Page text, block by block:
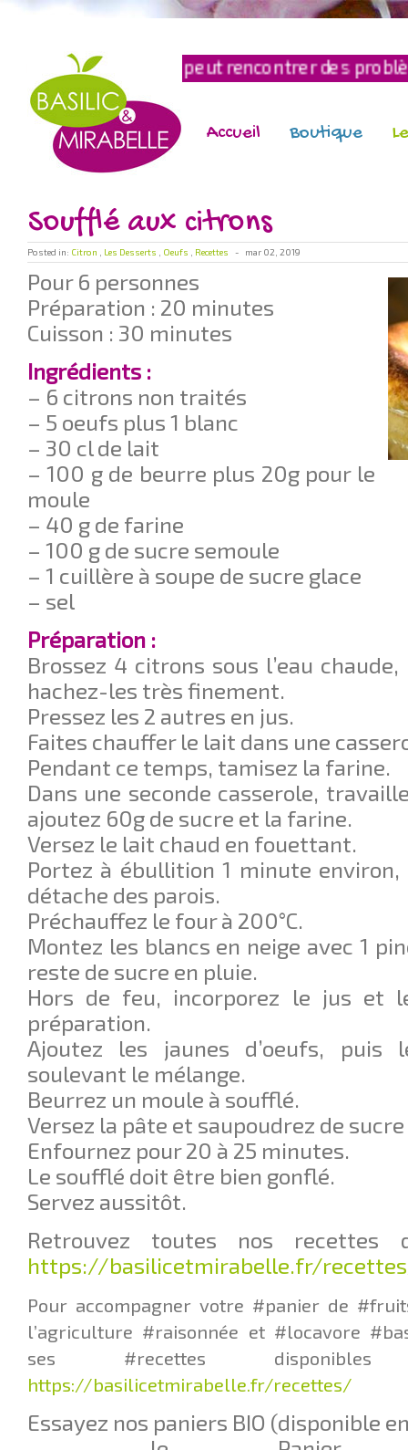
Accueil Boutique
peut rencontrer des problèmes
Soufflé aux citrons
Posted in: Citron Les Desserts Oeufs Recettes - mar 02, 2019
Pour 6 personnes
Préparation : 20 minutes
Cuisson : 30 minutes
Ingrédients :
– 6 citrons non traités
– 5 oeufs plus 1 blanc
– 30 cl de lait
– 100 g de beurre plus 20g pour le
moule
– 40 g de farine
– 100 g de sucre semoule
– 1 cuillère à soupe de sucre glace
– sel
Préparation :
Brossez 4 citrons sous l’eau
hachez-les très finement.
Pressez les 2 autres en jus.
Faites chauffer le lait dans une
Pendant ce temps, tamisez la farine.
Dans une seconde casserole,
ajoutez 60g de sucre et la farine.
Versez le lait chaud en fouettant.
Portez à ébullition 1 minute environ,
détache des parois.
Préchauffez le four à 200°C.
Montez les blancs en neige avec 1
reste de sucre en pluie.
Hors de feu, incorporez le jus et
préparation.
Ajoutez les jaunes d’oeufs, puis
soulevant le mélange.
Beurrez un moule à soufflé.
Versez la pâte et saupoudrez de
Enfournez pour 20 à 25 minutes.
Le soufflé doit être bien gonflé.
Servez aussitôt.
Retrouvez toutes nos recettes
https://basilicetmirabelle.fr/
Pour accompagner votre #panier de
l’agriculture #raisonnée et #locavore
ses #recettes
https://basilicetmirabelle.fr/recettes/
Essayez nos paniers BIO (disponible